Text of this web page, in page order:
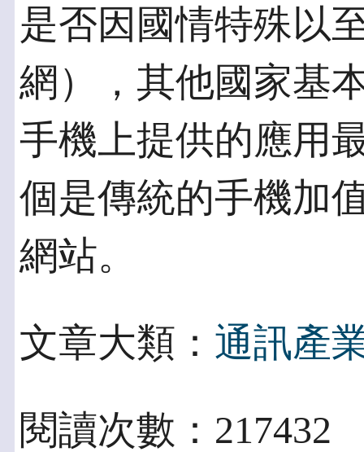
是否因國情特殊以
網），其他國家基
手機上提供的應用
個是傳統的手機加
網站。
文章大類： 通訊產
閱讀次數：